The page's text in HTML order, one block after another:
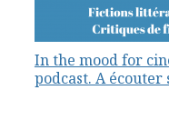
In the mood for
podcast. A écouter